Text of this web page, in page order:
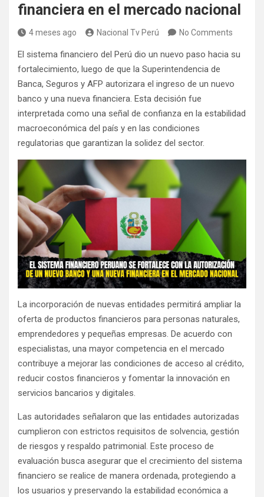
financiera en el mercado nacional
4 meses ago Nacional Tv Perú No Comments
El sistema financiero del Perú dio un nuevo paso hacia su
fortalecimiento, luego de que la Superintendencia de
Banca, Seguros y AFP autorizara el ingreso de un nuevo
banco y una nueva financiera. Esta decisión fue
interpretada como una señal de confianza en la estabilidad
macroeconómica del país y en las condiciones
regulatorias que garantizan la solidez del sector.
La incorporación de nuevas entidades permitirá ampliar la
oferta de productos financieros para personas naturales,
emprendedores y pequeñas empresas. De acuerdo con
especialistas, una mayor competencia en el mercado
contribuye a mejorar las condiciones de acceso al crédito,
reducir costos financieros y fomentar la innovación en
servicios bancarios y digitales.
Las autoridades señalaron que las entidades autorizadas
cumplieron con estrictos requisitos de solvencia, gestión
de riesgos y respaldo patrimonial. Este proceso de
evaluación busca asegurar que el crecimiento del sistema
financiero se realice de manera ordenada, protegiendo a
los usuarios y preservando la estabilidad económica a